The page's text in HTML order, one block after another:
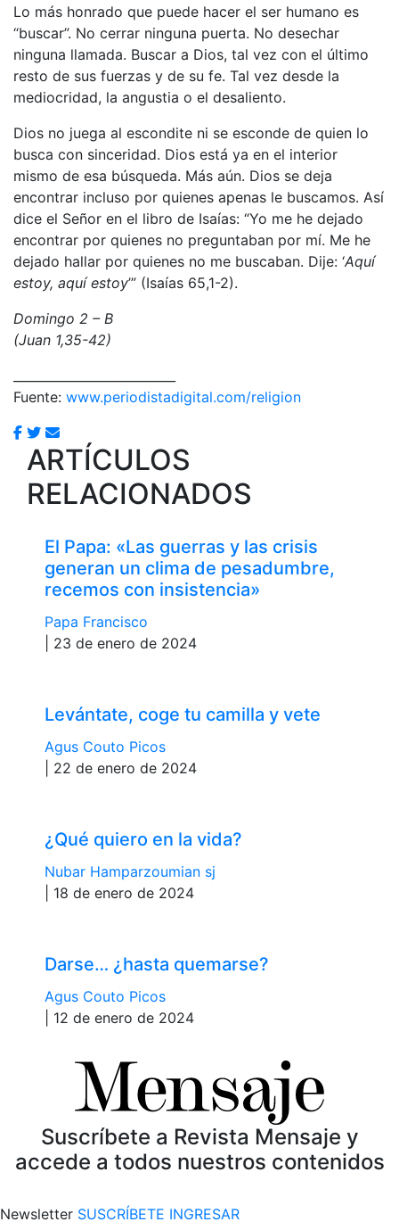
Lo más honrado que puede hacer el ser humano es
“buscar”. No cerrar ninguna puerta. No desechar
ninguna llamada. Buscar a Dios, tal vez con el último
resto de sus fuerzas y de su fe. Tal vez desde la
mediocridad, la angustia o el desaliento.
Dios no juega al escondite ni se esconde de quien lo
busca con sinceridad. Dios está ya en el interior
mismo de esa búsqueda. Más aún. Dios se deja
encontrar incluso por quienes apenas le buscamos. Así
dice el Señor en el libro de Isaías: “Yo me he dejado
encontrar por quienes no preguntaban por mí. Me he
dejado hallar por quienes no me buscaban. Dije: ‘Aquí
estoy, aquí estoy’” (Isaías 65,1-2).
Domingo 2 – B
(Juan 1,35-42)
Fuente: www.periodistadigital.com/religion
ARTÍCULOS
RELACIONADOS
El Papa: «Las guerras y las crisis
generan un clima de pesadumbre,
recemos con insistencia»
Papa Francisco
| 23 de enero de 2024
Levántate, coge tu camilla y vete
Agus Couto Picos
| 22 de enero de 2024
¿Qué quiero en la vida?
Nubar Hamparzoumian sj
| 18 de enero de 2024
Darse… ¿hasta quemarse?
Agus Couto Picos
| 12 de enero de 2024
Suscríbete a Revista Mensaje y
accede a todos nuestros contenidos
Newsletter SUSCRÍBETE INGRESAR